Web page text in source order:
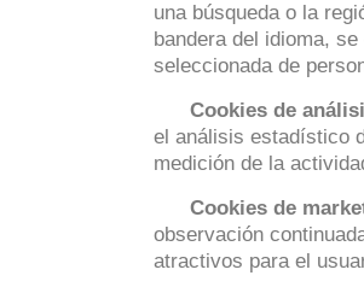
una búsqueda o la
bandera del idioma,
seleccionada de
Cookies de
el análisis estadístico
medición de la
Cookies de
observación
atractivos para el